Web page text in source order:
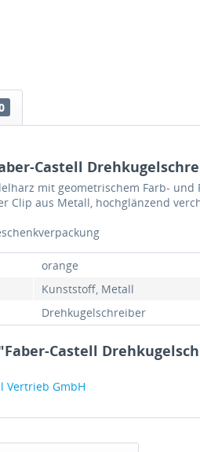
Castell
mit geometrischem Farb- und
Clip aus Metall, hochglänzend
orange
Kunststoff, Metall
Drehkugelschreiber
Castell
Vertrieb GmbH